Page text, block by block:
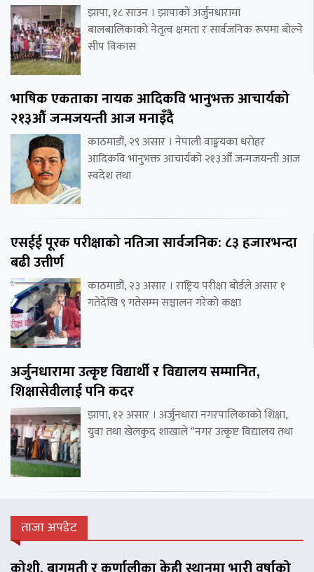
झापा, १८ साउन । झापाको अर्जुनधारामा
बालबालिकाको नेतृत्व क्षमता र सार्वजनिक रूपमा बोल्ने
सीप विकास
भाषिक एकताका नायक आदिकवि भानुभक्त आचार्यको
२१३औँ जन्मजयन्ती आज मनाइँदै
काठमाडौं, २९ असार । नेपाली वाङ्मयका धरोहर
आदिकवि भानुभक्त आचार्यको २१३औँ जन्मजयन्ती आज
स्वदेश तथा
एसईई पूरक परीक्षाको नतिजा सार्वजनिक: ८३ हजारभन्दा
बढी उत्तीर्ण
काठमाडौं, २३ असार । राष्ट्रिय परीक्षा बोर्डले असार १
गतेदेखि ९ गतेसम्म सञ्चालन गरेको कक्षा
अर्जुनधारामा उत्कृष्ट विद्यार्थी र विद्यालय सम्मानित,
शिक्षासेवीलाई पनि कदर
झापा, १२ असार । अर्जुनधारा नगरपालिकाको शिक्षा,
युवा तथा खेलकुद शाखाले “नगर उत्कृष्ट विद्यालय तथा
ताजा अपडेट